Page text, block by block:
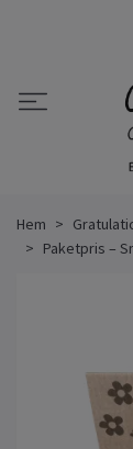
Hem
Paketpris –